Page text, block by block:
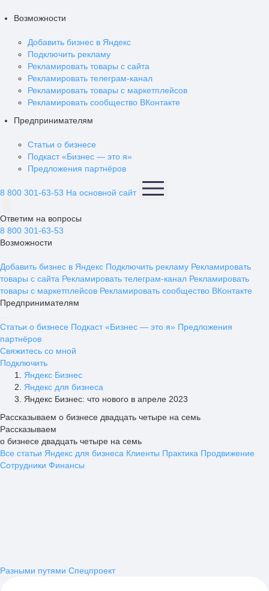
Возможности
Добавить бизнес в Яндекс
Подключить рекламу
Рекламировать товары с сайта
Рекламировать телеграм-канал
Рекламировать товары с маркетплейсов
Рекламировать сообщество ВКонтакте
Предпринимателям
Статьи о бизнесе
Подкаст «Бизнес — это я»
Предложения партнёров
8 800 301-63-53 На основной сайт
Ответим на вопросы
8 800 301-63-53
Возможности
Добавить бизнес в Яндекс Подключить рекламу Рекламировать
товары с сайта Рекламировать телеграм-канал Рекламировать
товары с маркетплейсов Рекламировать сообщество ВКонтакте
Предпринимателям
Статьи о бизнесе Подкаст «Бизнес — это я» Предложения
партнёров
Свяжитесь со мной
Подключить
Яндекс Бизнес
Яндекс для бизнеса
Яндекс Бизнес: что нового в апреле 2023
Рассказываем о бизнесе двадцать четыре на семь
Рассказываем
о бизнесе двадцать четыре на семь
Все статьи Яндекс для бизнеса Клиенты Практика Продвижение
Сотрудники Финансы
Разными путями Спецпроект